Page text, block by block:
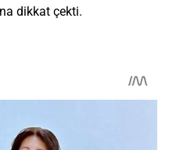
dikkat çekti.